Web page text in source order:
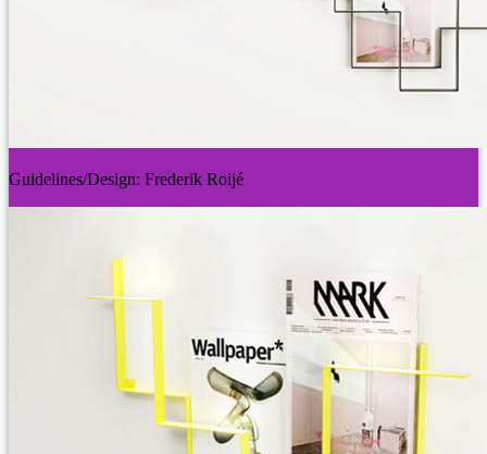
Guidelines/Design: Frederik Roijé